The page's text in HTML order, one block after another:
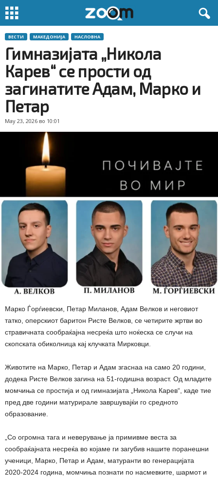
ВЕСТИ МАКЕДОНИЈА НАСЛОВНА
Гимназијата „Никола
Карев“ се прости од
загинатите Адам, Марко и
Петар
May 23, 2026 во 10:01
Марко Ѓорѓиевски, Петар Миланов, Адам Велков и неговиот
татко, оперскиот баритон Ристе Велков, се четирите жртви во
стравичната сообраќајна несреќа што ноќеска се случи на
скопската обиколница кај клучката Мирковци.
Животите на Марко, Петар и Адам згаснаа на само 20 години,
додека Ристе Велков загина на 51-годишна возраст. Од младите
момчиња се простија и од гимназијата „Никола Карев“, каде тие
пред две години матурирале завршувајќи го средното
образование.
„Со огромна тага и неверување ја примивме веста за
сообраќајната несреќа во којаме ги загубив нашите поранешни
ученици, Марко, Петар и Адам, матуранти во генерацијата
2020-2024 година, момчиња познати по насмевките, шармот и